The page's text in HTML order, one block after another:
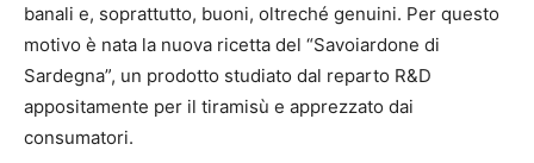
banali e, soprattutto, buoni, oltreché genuini. Per questo
motivo è nata la nuova ricetta del “Savoiardone di
Sardegna”, un prodotto studiato dal reparto R&D
appositamente per il tiramisù e apprezzato dai
consumatori.